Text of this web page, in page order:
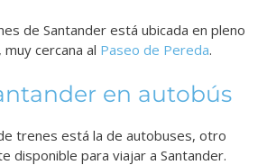
de Santander está ubicada en pleno
cercana al Paseo de Pereda.
en autobús
trenes está la de autobuses, otro
disponible para viajar a Santander.